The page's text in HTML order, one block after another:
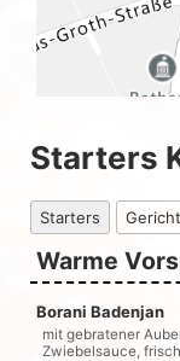
Starters
Starters
Warme
Borani Badenjan
mit gebratener
Zwiebelsauce,